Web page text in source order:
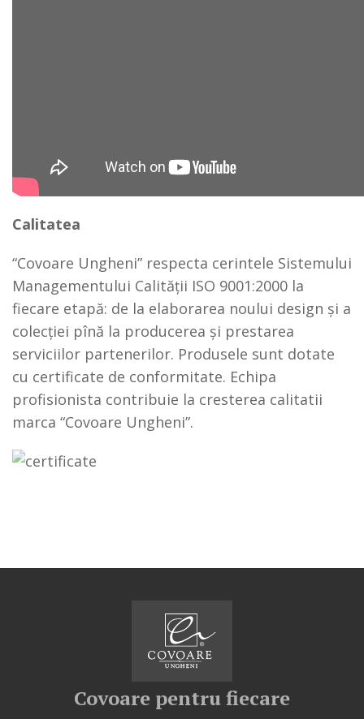
Calitatea
“Covoare Ungheni” respecta cerintele Sistemului
Managementului Calităţii ISO 9001:2000 la
fiecare etapă: de la elaborarea noului design şi a
colecţiei pînă la producerea şi prestarea
serviciilor partenerilor. Produsele sunt dotate
cu certificate de conformitate. Echipa
profisionista contribuie la cresterea calitatii
marca “Covoare Ungheni”.
Covoare pentru fiecare